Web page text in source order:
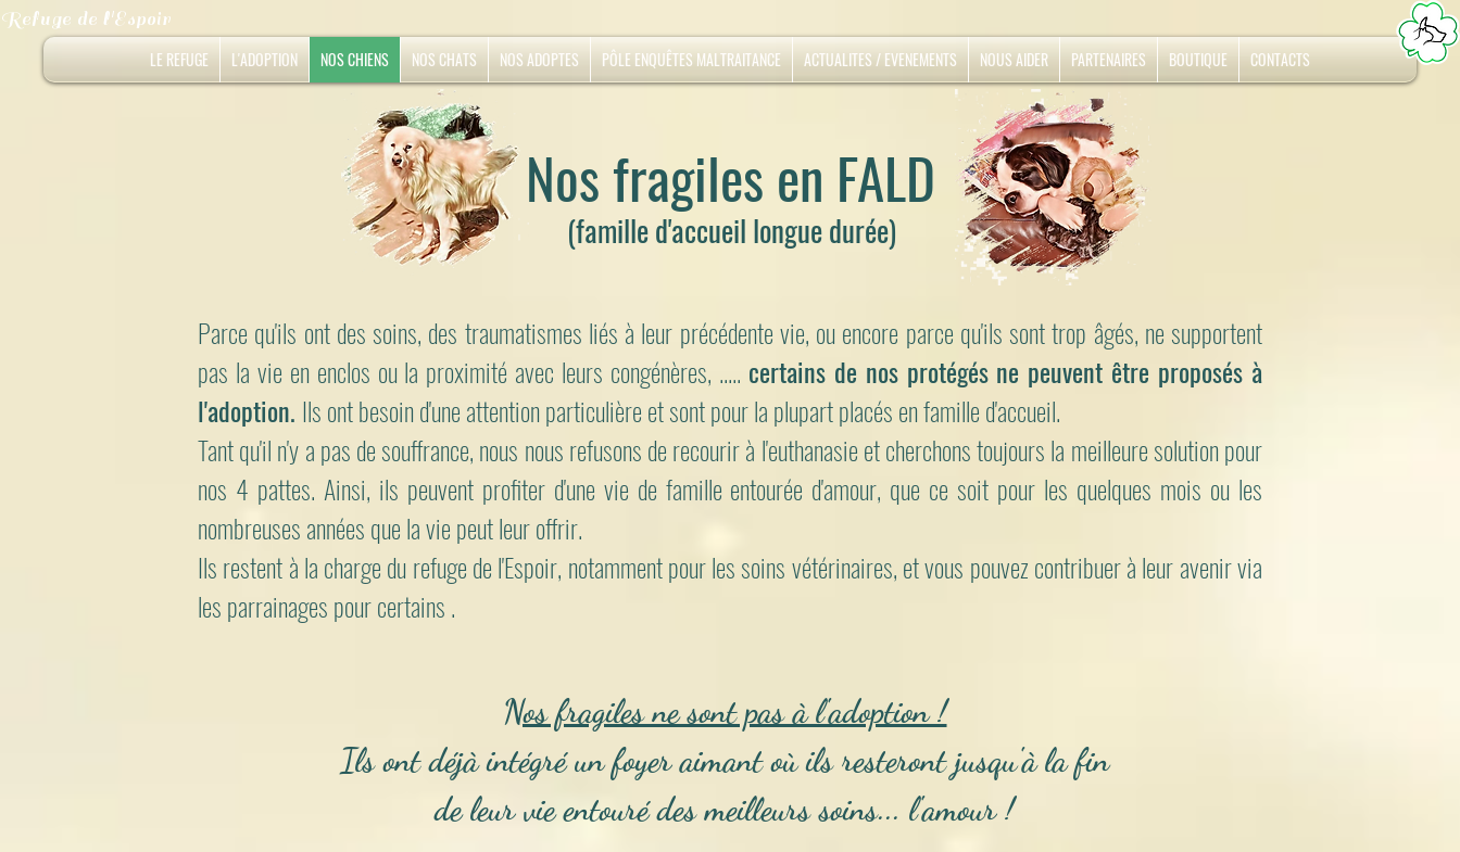
Refuge de l'Espoir
LE REFUGE L'ADOPTION NOS CHIENS NOS CHATS NOS ADOPTES PÔLE ENQUÊTES MALTRAITANCE ACTUALITES / EVENEMENTS NOUS AIDER PARTENAIRES BOUTIQUE CONTACTS
Nos fragiles en FALD
(famille d'accueil longue durée)
Parce qu'ils ont des soins, des traumatismes liés à leur précédente vie, ou encore parce qu'ils sont trop âgés, ne supportent
pas la vie en enclos ou la proximité avec leurs congénères, ..... certains de nos protégés ne peuvent être proposés à
l'adoption. Ils ont besoin d'une attention particulière et sont pour la plupart placés en famille d'accueil.
Tant qu'il n'y a pas de souffrance, nous nous refusons de recourir à l'euthanasie et cherchons toujours la meilleure solution pour
nos 4 pattes. Ainsi, ils peuvent profiter d'une vie de famille entourée d'amour, que ce soit pour les quelques mois ou les
nombreuses années que la vie peut leur offrir.
Ils restent à la charge du refuge de l'Espoir, notamment pour les soins vétérinaires, et vous pouvez contribuer à leur avenir via
les parrainages pour certains .
Nos fragiles ne sont pas à l'adoption !
Ils ont déjà intégré un foyer aimant où ils resteront jusqu'à la fin
de leur vie entouré des meilleurs soins... l'amour !